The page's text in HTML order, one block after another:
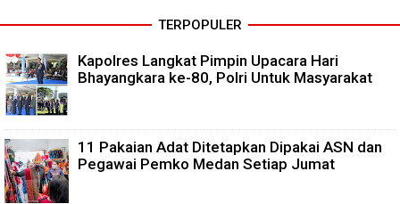
TERPOPULER
Kapolres Langkat Pimpin Upacara Hari
Bhayangkara ke-80, Polri Untuk Masyarakat
11 Pakaian Adat Ditetapkan Dipakai ASN dan
Pegawai Pemko Medan Setiap Jumat